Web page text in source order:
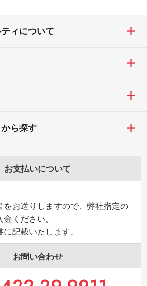
ィについて
お支払いについて
をお送りしますので、弊社指定の
ください。
記載いたします。
お問い合わせ
ら探す